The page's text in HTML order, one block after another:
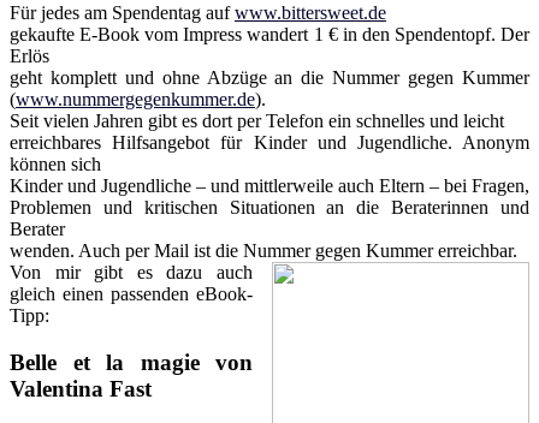
Für jedes am Spendentag aufwww.bittersweet.de
gekaufte E-Book vom Impress wandert 1 € in den Spendentopf. Der
Erlös
geht komplett und ohne Abzüge an die Nummer gegen Kummer
(www.nummergegenkummer.de).
Seit vielen Jahren gibt es dort per Telefon ein schnelles und leicht
erreichbares Hilfsangebot für Kinder und Jugendliche. Anonym
können sich
Kinder und Jugendliche – und mittlerweile auch Eltern – bei Fragen,
Problemen und kritischen Situationen an die Beraterinnen und
Berater
wenden. Auch per Mail ist die Nummer gegen Kummer erreichbar.
Von mir gibt es dazu auch
gleich einen passenden eBook-
Tipp:
Belle et la magie von
Valentina Fast